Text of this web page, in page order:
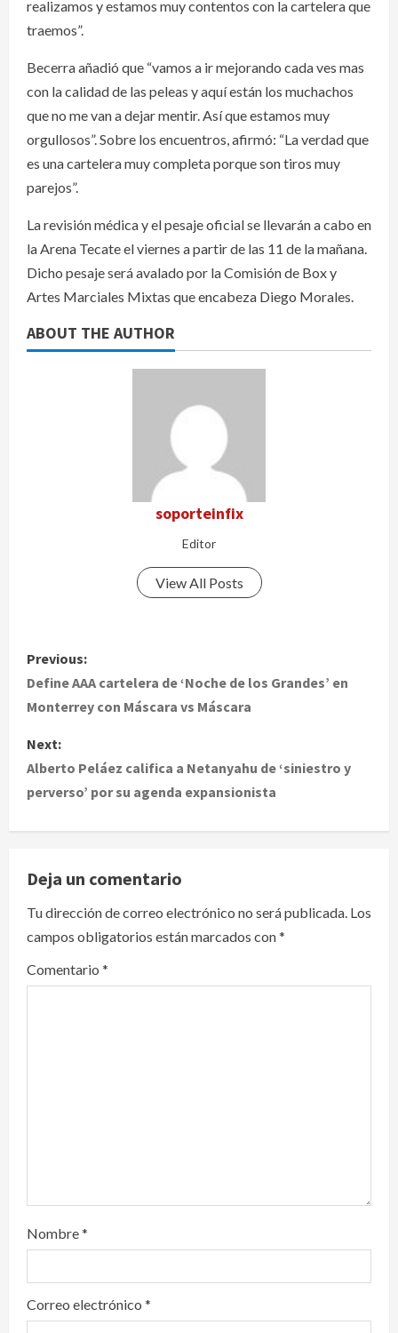
realizamos y estamos muy contentos con la cartelera que
traemos”.
Becerra añadió que “vamos a ir mejorando cada ves mas
con la calidad de las peleas y aquí están los muchachos
que no me van a dejar mentir. Así que estamos muy
orgullosos”. Sobre los encuentros, afirmó: “La verdad que
es una cartelera muy completa porque son tiros muy
parejos”.
La revisión médica y el pesaje oficial se llevarán a cabo en
la Arena Tecate el viernes a partir de las 11 de la mañana.
Dicho pesaje será avalado por la Comisión de Box y
Artes Marciales Mixtas que encabeza Diego Morales.
ABOUT THE AUTHOR
soporteinfix
Editor
View All Posts
P
o
t
n
a
v
i
g
a
Previous:
Define AAA cartelera de ‘Noche de los Grandes’ en
Monterrey con Máscara vs Máscara
Next:
Alberto Peláez califica a Netanyahu de ‘siniestro y
perverso’ por su agenda expansionista
Deja un comentario
Tu dirección de correo electrónico no será publicada. Los
campos obligatorios están marcados con*
Comentario *
Nombre*
Correo electrónico *